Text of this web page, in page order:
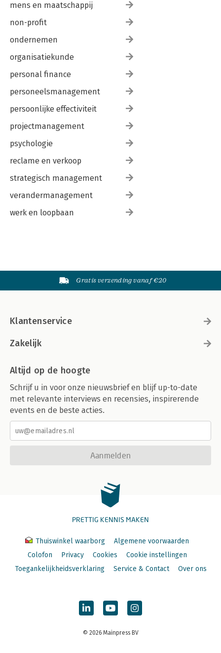
mens en maatschappij
non-profit
ondernemen
organisatiekunde
personal finance
personeelsmanagement
persoonlijke effectiviteit
projectmanagement
psychologie
reclame en verkoop
strategisch management
verandermanagement
werk en loopbaan
Gratis verzending vanaf €20
Klantenservice
Zakelijk
Altijd op de hoogte
Schrijf u in voor onze nieuwsbrief en blijf up-to-date
met relevante interviews en recensies, inspirerende
events en de beste acties.
Aanmelden
PRETTIG KENNIS MAKEN
Thuiswinkel waarborg
Algemene voorwaarden
Colofon
Privacy Cookies
Cookie instellingen
Toegankelijkheidsverklaring
Service & Contact Over ons
© 2026 Mainpress BV